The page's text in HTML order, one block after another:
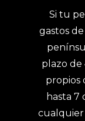
Si tu
gastos
plazo de
propios
hasta 7
cualquier